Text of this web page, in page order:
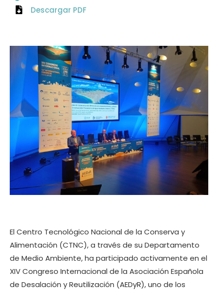
El Centro Tecnológico Nacional de la Conserva y
Alimentación (CTNC), a través de su Departamento
de Medio Ambiente, ha participado activamente en el
XIV Congreso Internacional de la Asociación Española
de Desalación y Reutilización (AEDyR), uno de los
Descargar PDF